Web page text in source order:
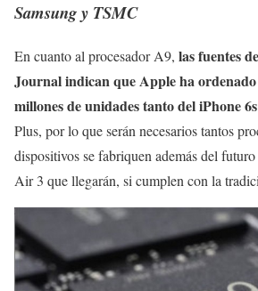
Samsung y TSMC
En cuanto al procesador A9, las fuentes
Journal indican que Apple ha
millones de unidades tanto del iPhone
Plus, por lo que serán necesarios tantos
dispositivos se fabriquen además del
Air 3 que llegarán, si cumplen con la